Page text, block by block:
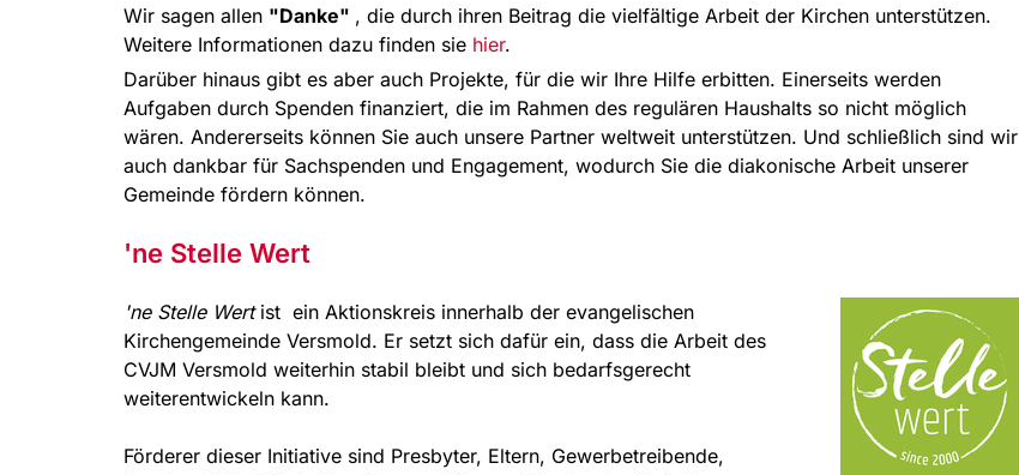
Wir sagen allen "Danke" , die durch ihren Beitrag die vielfältige Arbeit der Kirchen unterstützen.
Weitere Informationen dazu finden sie hier.
Darüber hinaus gibt es aber auch Projekte, für die wir Ihre Hilfe erbitten. Einerseits werden
Aufgaben durch Spenden finanziert, die im Rahmen des regulären Haushalts so nicht möglich
wären. Andererseits können Sie auch unsere Partner weltweit unterstützen. Und schließlich sind wir
auch dankbar für Sachspenden und Engagement, wodurch Sie die diakonische Arbeit unserer
Gemeinde fördern können.
'ne Stelle Wert
'ne Stelle Wertist ein Aktionskreis innerhalb der evangelischen
Kirchengemeinde Versmold. Er setzt sich dafür ein, dass die Arbeit des
CVJM Versmold weiterhin stabil bleibt und sich bedarfsgerecht
weiterentwickeln kann.
Förderer dieser Initiative sind Presbyter, Eltern, Gewerbetreibende,